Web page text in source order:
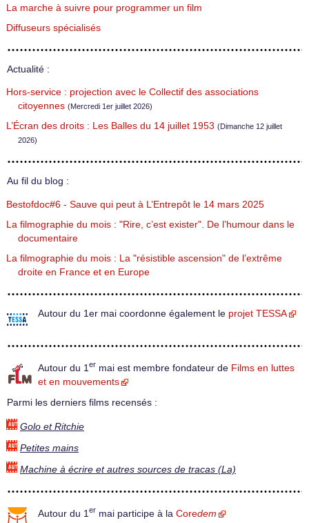
La marche à suivre pour programmer un film
Diffuseurs spécialisés
Actualité :
Hors-service : projection avec le Collectif des associations
citoyennes (Mercredi 1er juillet 2026)
L’Écran des droits : Les Balles du 14 juillet 1953 (Dimanche 12 juillet
2026)
Au fil du blog :
Bestofdoc#6 - Sauve qui peut à L’Entrepôt le 14 mars 2025
La filmographie du mois : "Rire, c’est exister". De l’humour dans le
documentaire
La filmographie du mois : La "résistible ascension" de l’extrême
droite en France et en Europe
Autour du 1er mai coordonne également le projet TESSA
Autour du 1 er mai est membre fondateur de Films en luttes
et en mouvements
Parmi les derniers films recensés :
Golo et Ritchie
Petites mains
Machine à écrire et autres sources de tracas (La)
Autour du 1 er mai participe à la Coredem